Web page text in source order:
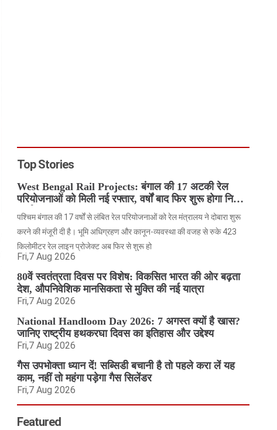
Top Stories
West Bengal Rail Projects: बंगाल की 17 अटकी रेल
परियोजनाओं को मिली नई रफ्तार, वर्षों बाद फिर शुरू होगा निर्माण
कार्य
पश्चिम बंगाल की 17 वर्षों से लंबित रेल परियोजनाओं को रेल मंत्रालय ने दोबारा शुरू
करने की मंजूरी दी है। भूमि अधिग्रहण और कानून-व्यवस्था की वजह से रुके 423
किलोमीटर रेल लाइन प्रोजेक्ट अब फिर से शुरू हो
Fri,7 Aug 2026
80वें स्वतंत्रता दिवस पर विशेष: विकसित भारत की ओर बढ़ता
देश, औपनिवेशिक मानसिकता से मुक्ति की नई यात्रा
Fri,7 Aug 2026
National Handloom Day 2026: 7 अगस्त क्यों है खास?
जानिए राष्ट्रीय हथकरघा दिवस का इतिहास और उद्देश्य
Fri,7 Aug 2026
गैस उपभोक्ता ध्यान दें! सब्सिडी बचानी है तो पहले करा लें यह
काम, नहीं तो महंगा पड़ेगा गैस सिलेंडर
Fri,7 Aug 2026
Featured